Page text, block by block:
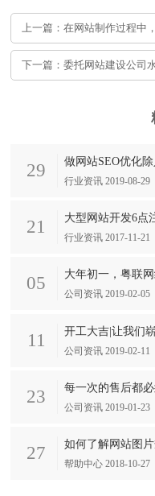
上一篇：在网站制作过程中
下一篇：委托网站建设公司
29 做网站SEO优化
行业资讯 2019-08-29
21 大型网站开发6点
行业资讯 2017-11-21
05 大年初一，粤联
公司资讯 2019-02-05
11 开工大吉|让我们
公司资讯 2019-02-11
23 每一次的售后都必
公司资讯 2019-01-23
27 如何了解网站图
帮助中心 2018-10-27